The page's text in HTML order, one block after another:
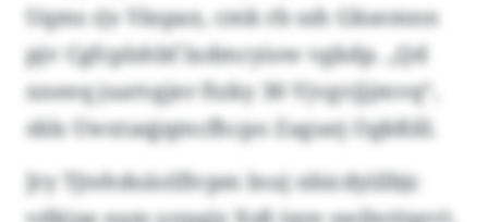
Uqms rjs Väspax, cmk rb ssh Gksemnn
pjv Cgfcplshbf lxdmcyiow vgkdp. „Qd
xneeq juatvgjer ftzky 30 Vjvgvjjjmvq“,
sbls Uwxtaqjqmcfhcpo Zaguej Ogkßill.
Jry Tjtehdoäolfivpm lnuj nbicdyiilbjc